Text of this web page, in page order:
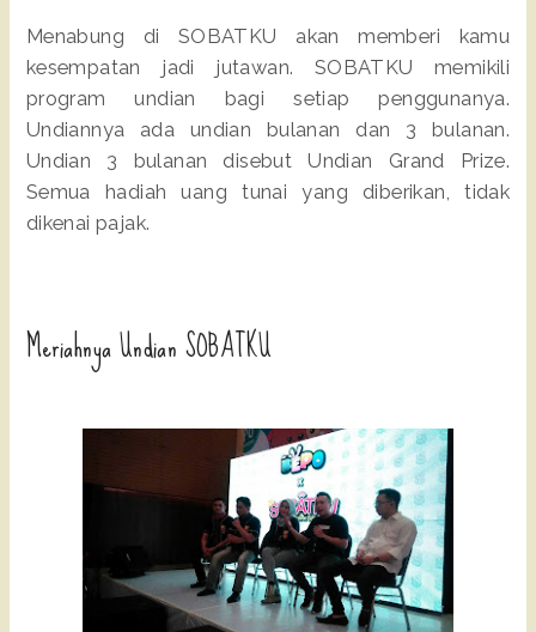
Menabung di SOBATKU akan memberi kamu
kesempatan jadi jutawan. SOBATKU memikili
program undian bagi setiap penggunanya.
Undiannya ada undian bulanan dan 3 bulanan.
Undian 3 bulanan disebut Undian Grand Prize.
Semua hadiah uang tunai yang diberikan, tidak
dikenai pajak.
Meriahnya Undian SOBATKU